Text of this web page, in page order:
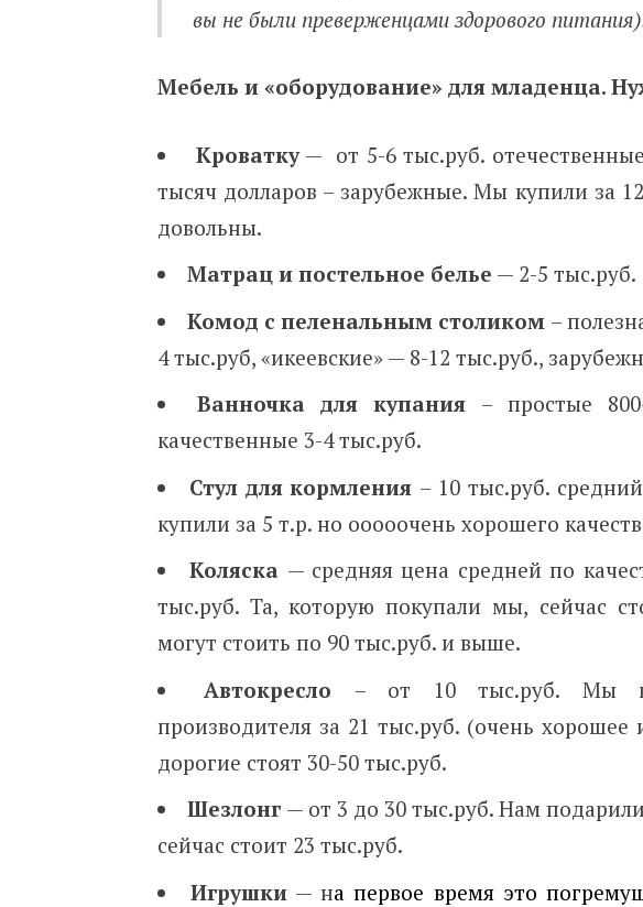
вы не были преверженцами здорового
Мебель и «оборудование» для младенца.
Кроватку— от 5-6 тыс.руб.
тысяч долларов – зарубежные. Мы купили за
довольны.
Матрац и постельное белье — 2-5 тыс.руб.
Комод с пеленальным столиком –
4 тыс.руб, «икеевские» — 8-12 тыс.руб.,
Ванночка для купания – простые
качественные 3-4 тыс.руб.
Стул для кормления – 10 тыс.руб.
купили за 5 т.р. но ооооочень хорошего
Коляска — средняя цена средней по
тыс.руб. Та, которую покупали мы, сейчас
могут стоить по 90 тыс.руб. и выше.
Автокресло – от 10 тыс.руб. Мы
производителя за 21 тыс.руб. (очень хорошее
дорогие стоят 30-50 тыс.руб.
Шезлонг — от 3 до 30 тыс.руб. Нам
сейчас стоит 23 тыс.руб.
Игрушки— на первое время это